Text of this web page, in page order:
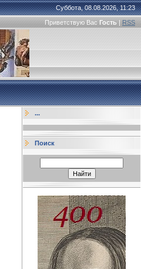
Суббота, 08.08.2026, 11:23
Приветствую Вас Гость | RSS
...
Поиск